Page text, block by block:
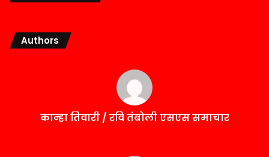
Authors
कान्हा तिवारी / रवि तंबोली एसएस समाचार